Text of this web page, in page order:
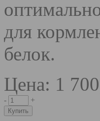
для
белок.
Цена: 1
- +